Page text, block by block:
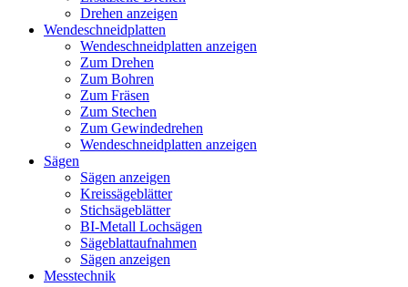
Drehen anzeigen
Wendeschneidplatten
Wendeschneidplatten anzeigen
Zum Drehen
Zum Bohren
Zum Fräsen
Zum Stechen
Zum Gewindedrehen
Wendeschneidplatten anzeigen
Sägen
Sägen anzeigen
Kreissägeblätter
Stichsägeblätter
BI-Metall Lochsägen
Sägeblattaufnahmen
Sägen anzeigen
Messtechnik